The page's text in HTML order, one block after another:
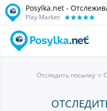
Posylka.net -
Play Market:
Отследить посылку